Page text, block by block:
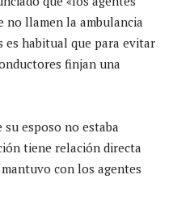
no llamen la ambulancia
habitual que para evitar
finjan una
su esposo no estaba
tiene relación directa
con los agentes